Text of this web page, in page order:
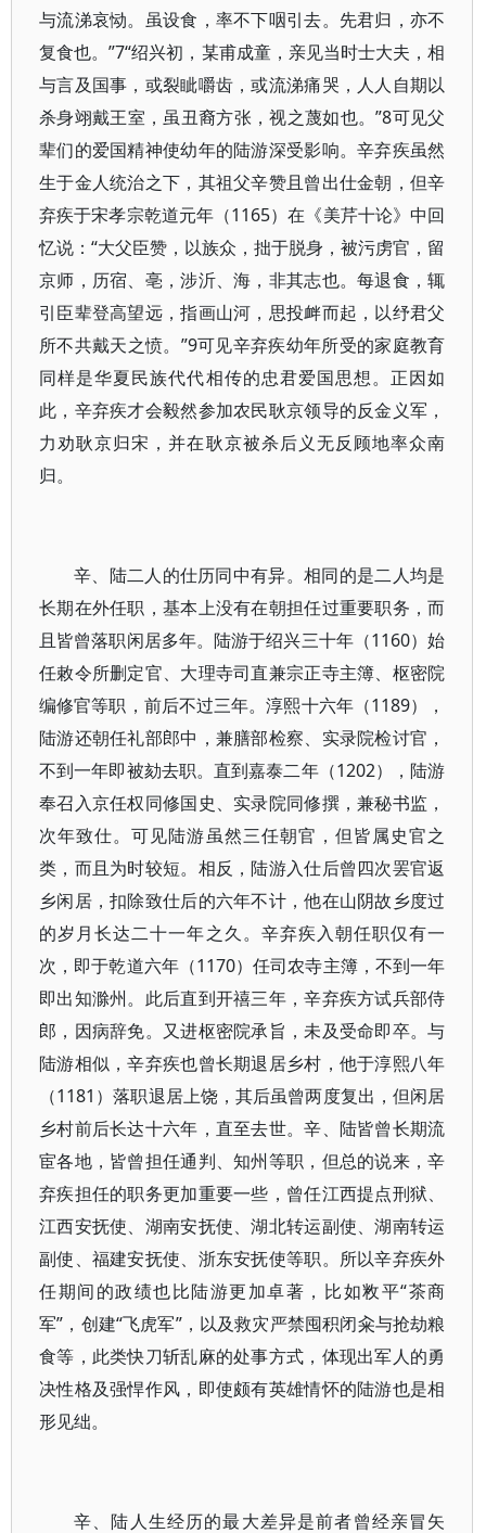
与流涕哀恸。虽设食，率不下咽引去。先君归，亦不
复食也。”7“绍兴初，某甫成童，亲见当时士大夫，相
与言及国事，或裂眦嚼齿，或流涕痛哭，人人自期以
杀身翊戴王室，虽丑裔方张，视之蔑如也。”8可见父
辈们的爱国精神使幼年的陆游深受影响。辛弃疾虽然
生于金人统治之下，其祖父辛赞且曾出仕金朝，但辛
弃疾于宋孝宗乾道元年（1165）在《美芹十论》中回
忆说：“大父臣赞，以族众，拙于脱身，被污虏官，留
京师，历宿、亳，涉沂、海，非其志也。每退食，辄
引臣辈登高望远，指画山河，思投衅而起，以纾君父
所不共戴天之愤。”9可见辛弃疾幼年所受的家庭教育
同样是华夏民族代代相传的忠君爱国思想。正因如
此，辛弃疾才会毅然参加农民耿京领导的反金义军，
力劝耿京归宋，并在耿京被杀后义无反顾地率众南
归。
辛、陆二人的仕历同中有异。相同的是二人均是
长期在外任职，基本上没有在朝担任过重要职务，而
且皆曾落职闲居多年。陆游于绍兴三十年（1160）始
任敕令所删定官、大理寺司直兼宗正寺主簿、枢密院
编修官等职，前后不过三年。淳熙十六年（1189），
陆游还朝任礼部郎中，兼膳部检察、实录院检讨官，
不到一年即被劾去职。直到嘉泰二年（1202），陆游
奉召入京任权同修国史、实录院同修撰，兼秘书监，
次年致仕。可见陆游虽然三任朝官，但皆属史官之
类，而且为时较短。相反，陆游入仕后曾四次罢官返
乡闲居，扣除致仕后的六年不计，他在山阴故乡度过
的岁月长达二十一年之久。辛弃疾入朝任职仅有一
次，即于乾道六年（1170）任司农寺主簿，不到一年
即出知滁州。此后直到开禧三年，辛弃疾方试兵部侍
郎，因病辞免。又进枢密院承旨，未及受命即卒。与
陆游相似，辛弃疾也曾长期退居乡村，他于淳熙八年
（1181）落职退居上饶，其后虽曾两度复出，但闲居
乡村前后长达十六年，直至去世。辛、陆皆曾长期流
宦各地，皆曾担任通判、知州等职，但总的说来，辛
弃疾担任的职务更加重要一些，曾任江西提点刑狱、
江西安抚使、湖南安抚使、湖北转运副使、湖南转运
副使、福建安抚使、浙东安抚使等职。所以辛弃疾外
任期间的政绩也比陆游更加卓著，比如敉平“茶商
军”，创建“飞虎军”，以及救灾严禁囤积闭籴与抢劫粮
食等，此类快刀斩乱麻的处事方式，体现出军人的勇
决性格及强悍作风，即使颇有英雄情怀的陆游也是相
形见绌。
辛、陆人生经历的最大差异是前者曾经亲冒矢